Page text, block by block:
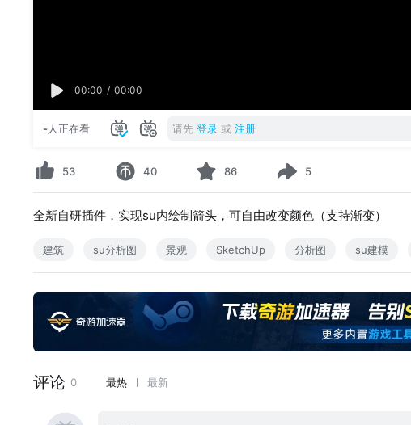
00:00 / 00:00
-人正在看 请先 登录 或 注册
53 40 86 5
全新自研插件，实现su内绘制箭头，可自由改变颜色（支持渐变）
建筑 su分析图 景观 SketchUp 分析图 su建模